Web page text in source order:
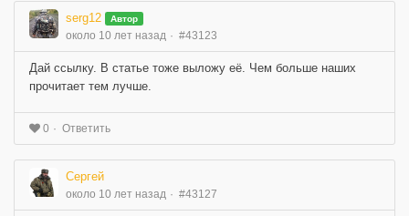
serg12 Автор
около 10 лет назад #43123
Дай ссылку. В статье тоже выложу её. Чем больше наших
прочитает тем лучше.
0 Ответить
Сергей
около 10 лет назад #43127